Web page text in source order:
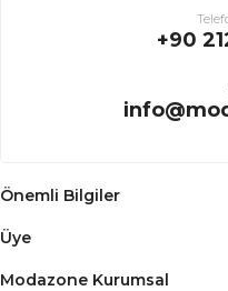
+90
Önemli Bilgiler
Üye
Modazone Kurumsal